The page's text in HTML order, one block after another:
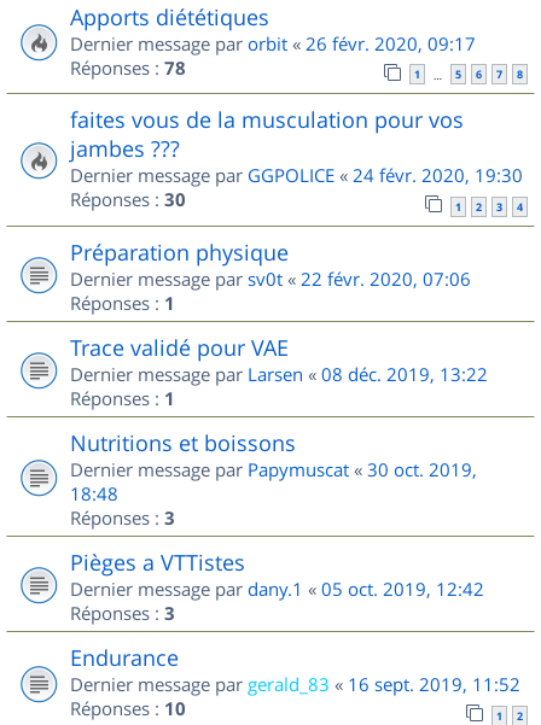
Apports diététiques
Dernier message par orbit « 26 févr. 2020, 09:17
Réponses : 78 1 … 5 6 7 8
faites vous de la musculation pour vos
jambes ???
Dernier message par GGPOLICE « 24 févr. 2020, 19:30
Réponses : 30 1 2 3 4
Préparation physique
Dernier message par sv0t « 22 févr. 2020, 07:06
Réponses : 1
Trace validé pour VAE
Dernier message par Larsen « 08 déc. 2019, 13:22
Réponses : 1
Nutritions et boissons
Dernier message par Papymuscat « 30 oct. 2019,
18:48
Réponses : 3
Pièges a VTTistes
Dernier message par dany.1 « 05 oct. 2019, 12:42
Réponses : 3
Endurance
Dernier message par gerald_83 « 16 sept. 2019, 11:52
Réponses : 10 1 2